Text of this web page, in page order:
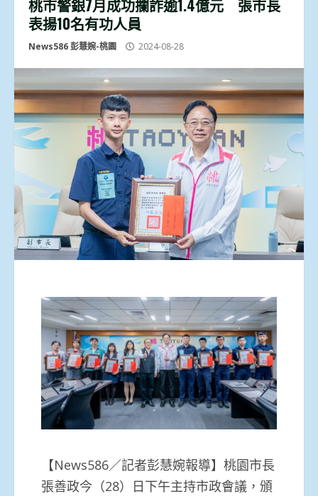
桃市警銀7月成功攔詐逾1.4億元 張市長
表揚10名有功人員
News586 彭慧婉-桃園 2024-08-28
【News586／記者彭慧婉報導】桃園市長
張善政今（28）日下午主持市政會議，頒